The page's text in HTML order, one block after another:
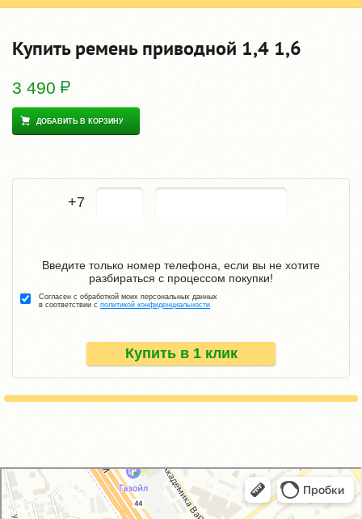
Купить ремень приводной 1,4 1,6
3 490
ДОБАВИТЬ В КОРЗИНУ
+7
Купить в 1 клик
Введите только номер телефона, если вы не хотите
разбираться с процессом покупки!
Согласен с обработкой моих персональных данных
в соответствии с политикой конфиденциальности
GM-City&VAG-Repair
Автосервис, автотехцентр в Москве
Магазин автозапчастей и автотоваров в Москве